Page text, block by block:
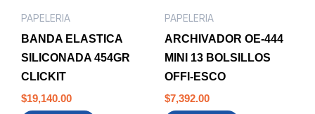
PAPELERIA
BANDA ELASTICA
SILICONADA 454GR
CLICKIT
$19,140.00
PAPELERIA
ARCHIVADOR OE-444
MINI 13 BOLSILLOS
OFFI-ESCO
$7,392.00